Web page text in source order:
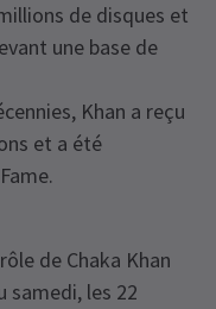
de disques et
une base de
Khan a reçu
et a été
de Chaka Khan
samedi, les 22